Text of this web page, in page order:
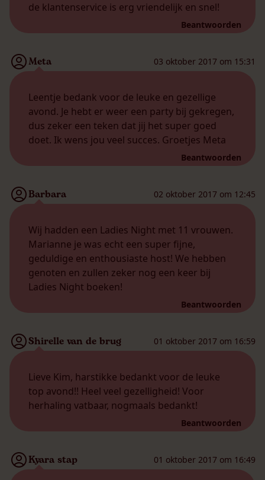
de klantenservice is erg vriendelijk en snel!
Beantwoorden
Meta 03 oktober 2017 om 15:31
Leentje bedank voor de leuke en gezellige
avond. Je hebt er weer een party bij gekregen,
dus zeker een teken dat jij het super goed
doet. Ik wens jou veel succes. Groetjes Meta
Beantwoorden
Barbara 02 oktober 2017 om 12:45
Wij hadden een Ladies Night met 11 vrouwen.
Marianne je was echt een super fijne,
geduldige en enthousiaste host! We hebben
genoten en zullen zeker nog een keer bij
Ladies Night boeken!
Beantwoorden
Shirelle van de brug 01 oktober 2017 om 16:59
Lieve Kim, harstikke bedankt voor de leuke
top avond!! Heel veel gezelligheid! Voor
herhaling vatbaar, nogmaals bedankt!
Beantwoorden
Kyara stap 01 oktober 2017 om 16:49